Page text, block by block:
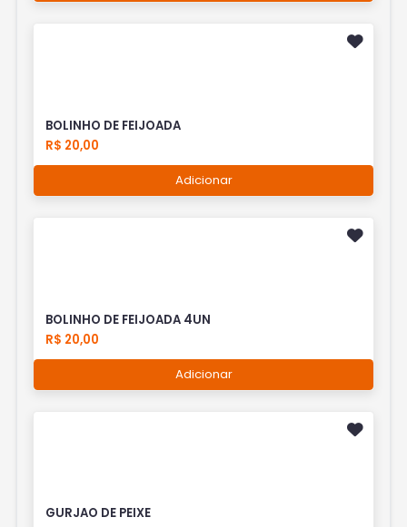
BOLINHO DE FEIJOADA
R$ 20,00
Adicionar
BOLINHO DE FEIJOADA 4UN
R$ 20,00
Adicionar
GURJAO DE PEIXE